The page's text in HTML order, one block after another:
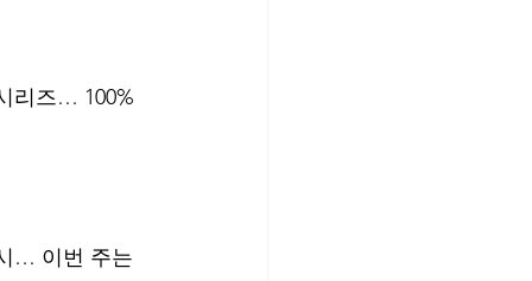
시리즈… 100%
… 이번 주는